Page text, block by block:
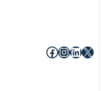
Facebook
X